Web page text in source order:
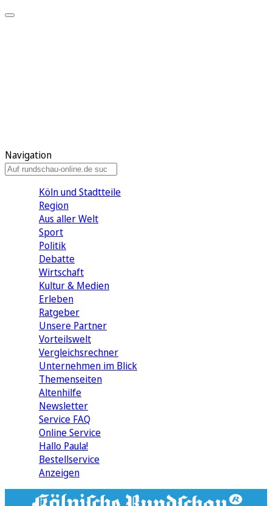
Navigation
Köln und Stadtteile
Region
Aus aller Welt
Sport
Politik
Debatte
Wirtschaft
Kultur & Medien
Erleben
Ratgeber
Unsere Partner
Vorteilswelt
Vergleichsrechner
Unternehmen im Blick
Themenseiten
Altenhilfe
Newsletter
Service FAQ
Online Service
Hallo Paula!
Bestellservice
Anzeigen